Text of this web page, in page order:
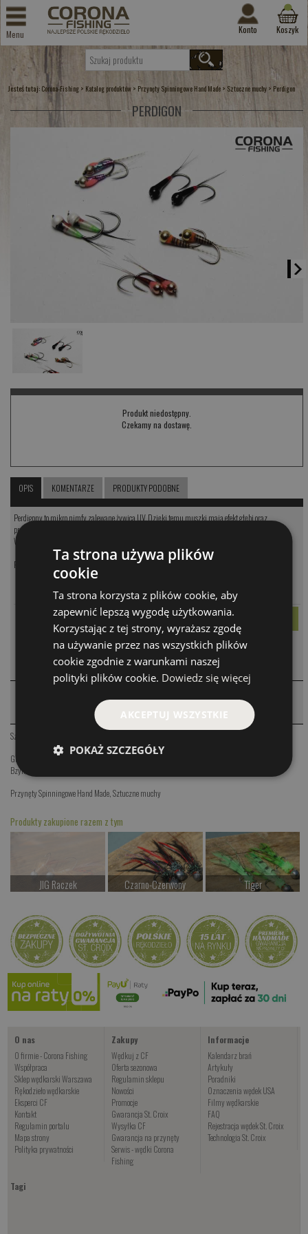
Menu Konto Koszyk
Jesteś tutaj: Corona-Fishing > Katalog produktów > Przynęty Spinningowe Hand Made > Sztuczne muchy > Perdigon
PERDIGON
Produkt niedostępny.
Czekamy na dostawę.
OPIS KOMENTARZE PRODUKTY PODOBNE
Perdigony to mikro nimfy zalewane żywicą UV. Dzięki temu muszki mają efekt głębi oraz
przezroczystości, co zbliża je do wyglądu naturalnej larwy owada.
Wykonane na japońskich haczykach bezzadziorowych z główkami wolframowymi.
Perdigon zestaw 10szt
64.00 PLN PARAMETRY
KOMENTARZE
PRODUKTY PODOBNE ❮
Sztuczne muchy
Glajcha - Parkinson
Bzyk
Przynęty Spinningowe Hand Made ,Sztuczne muchy
Produkty zakupione razem z tym
JIG Raczek
Kup teraz >
Czarno-Czerwony
Kup teraz >
Tiger
Kup teraz >
Kogut Green
od 24.00 PLN
Kup teraz >
O nas
O firmie - Corona Fishing
Współpraca
Sklep wędkarski Warszawa
Rękodzieło wędkarskie
Eksperci CF
Kontakt
Regulamin portalu
Mapa strony
Polityka prywatności
Zakupy
Wędkuj z CF
Oferta sezonowa
Regulamin sklepu
Nowości
Promocje
Gwarancja St. Croix
Wysyłka CF
Gwarancja na przynęty
Serwis - wędki Corona
Fishing
Informacje
Kalendarz brań
Artykuły
Poradniki
Oznaczenia wędek USA
Filmy wędkarskie
FAQ
Rejestracja wędek St. Croix
Technologia St. Croix
Tagi
Ta strona używa plików
cookie
Ta strona korzysta z plików cookie, aby
zapewnić lepszą wygodę użytkowania.
Korzystając z tej strony, wyrażasz zgodę
na używanie przez nas wszystkich plików
cookie zgodnie z warunkami naszej
polityki plików cookie. Dowiedz się więcej
AKCEPTUJ WSZYSTKIE
POKAŻ SZCZEGÓŁY